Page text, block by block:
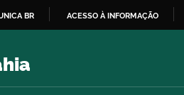
O
BR ACESSO À INFORMAÇÃO